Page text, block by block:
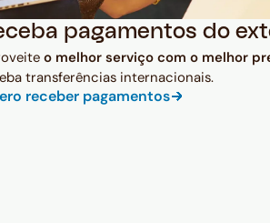
pagamentos do
o melhor serviço com o melhor
transferências internacionais.
receber pagamentos